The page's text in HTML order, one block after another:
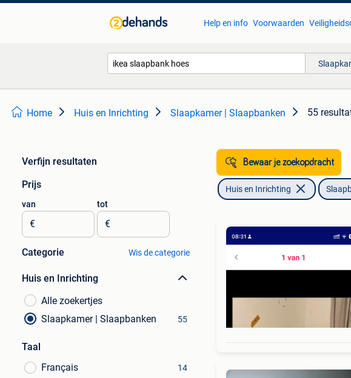
Help en info Voorwaarden
Home Huis en Inrichting Slaapkamer | Slaapbanken 55
Verfijn resultaten
Prijs
van
€
tot
€
Categorie Wis de categorie
Huis en Inrichting
Alle zoekertjes
Slaapkamer | Slaapbanken
55
Taal
Français
14
Bewaar je zoekopdracht
Huis en Inrichting